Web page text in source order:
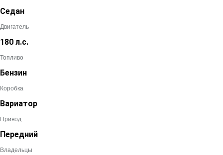
Седан
Двигатель
180 л.с.
Топливо
Бензин
Коробка
Вариатор
Привод
Передний
Владельцы